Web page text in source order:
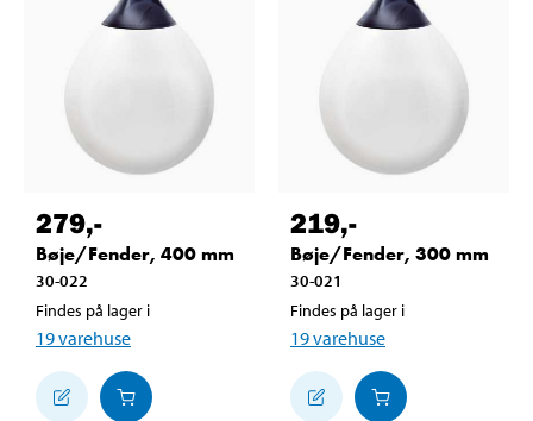
279,-
Bøje/Fender, 400 mm
30-022
Findes på lager i
19varehuse
219,-
Bøje/Fender, 300 mm
30-021
Findes på lager i
19varehuse